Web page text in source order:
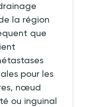
la région
que
pour les
nœud
ou inguinal